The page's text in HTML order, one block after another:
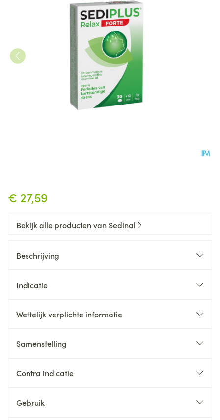
€ 27,59
Bekijk alle producten van Sedinal
Beschrijving
Indicatie
Wettelijk verplichte informatie
Samenstelling
Contra indicatie
Gebruik